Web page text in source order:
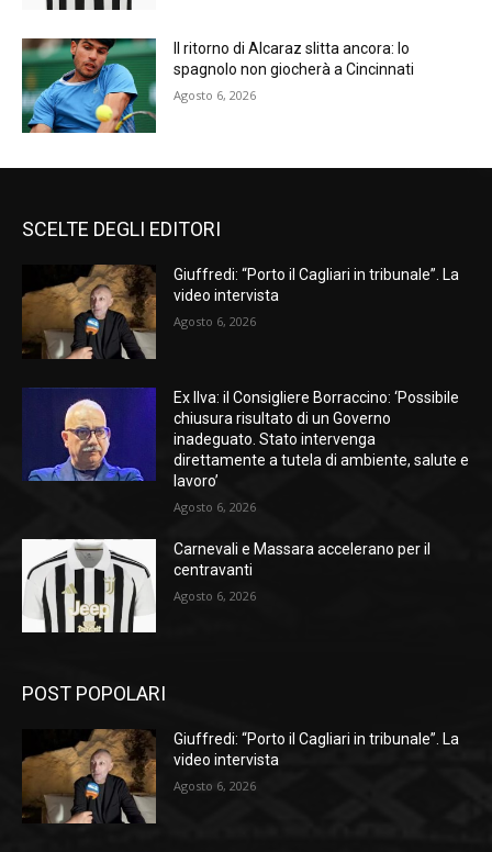
Il ritorno di Alcaraz slitta ancora: lo
spagnolo non giocherà a Cincinnati
Agosto 6, 2026
SCELTE DEGLI EDITORI
Giuffredi: “Porto il Cagliari in tribunale”. La
video intervista
Agosto 6, 2026
Ex Ilva: il Consigliere Borraccino: ‘Possibile
chiusura risultato di un Governo
inadeguato. Stato intervenga
direttamente a tutela di ambiente, salute e
lavoro’
Agosto 6, 2026
Carnevali e Massara accelerano per il
centravanti
Agosto 6, 2026
POST POPOLARI
Giuffredi: “Porto il Cagliari in tribunale”. La
video intervista
Agosto 6, 2026